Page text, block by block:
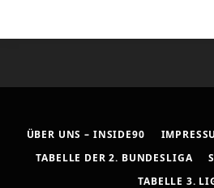
ÜBER UNS – INSIDE90
TABELLE DER 2. BUNDESLIGA
TABELLE 3.